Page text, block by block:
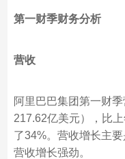
第一财季财务分析
营收
阿里巴巴集团第一财
217.62亿美元），比
了34%。营收增长主
营收增长强劲。